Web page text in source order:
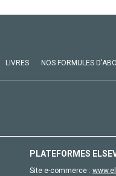
LIVRES NOS FORMULES
PLATEFORMES
Site e-commerce :